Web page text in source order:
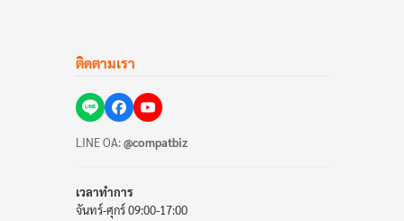
ติดตามเรา
LINE OA:@compatbiz
เวลาทำการ
จันทร์-ศุกร์ 09:00-17:00